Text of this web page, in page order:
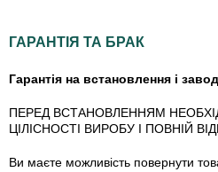
ГАРАНТІЯ ТА БРАК
Гарантія на встановлення і
ПЕРЕД ВСТАНОВЛЕННЯМ
ЦІЛІСНОСТІ ВИРОБУ І ПОВНІЙ
Ви маєте можливість повернути